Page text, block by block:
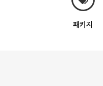
패키지